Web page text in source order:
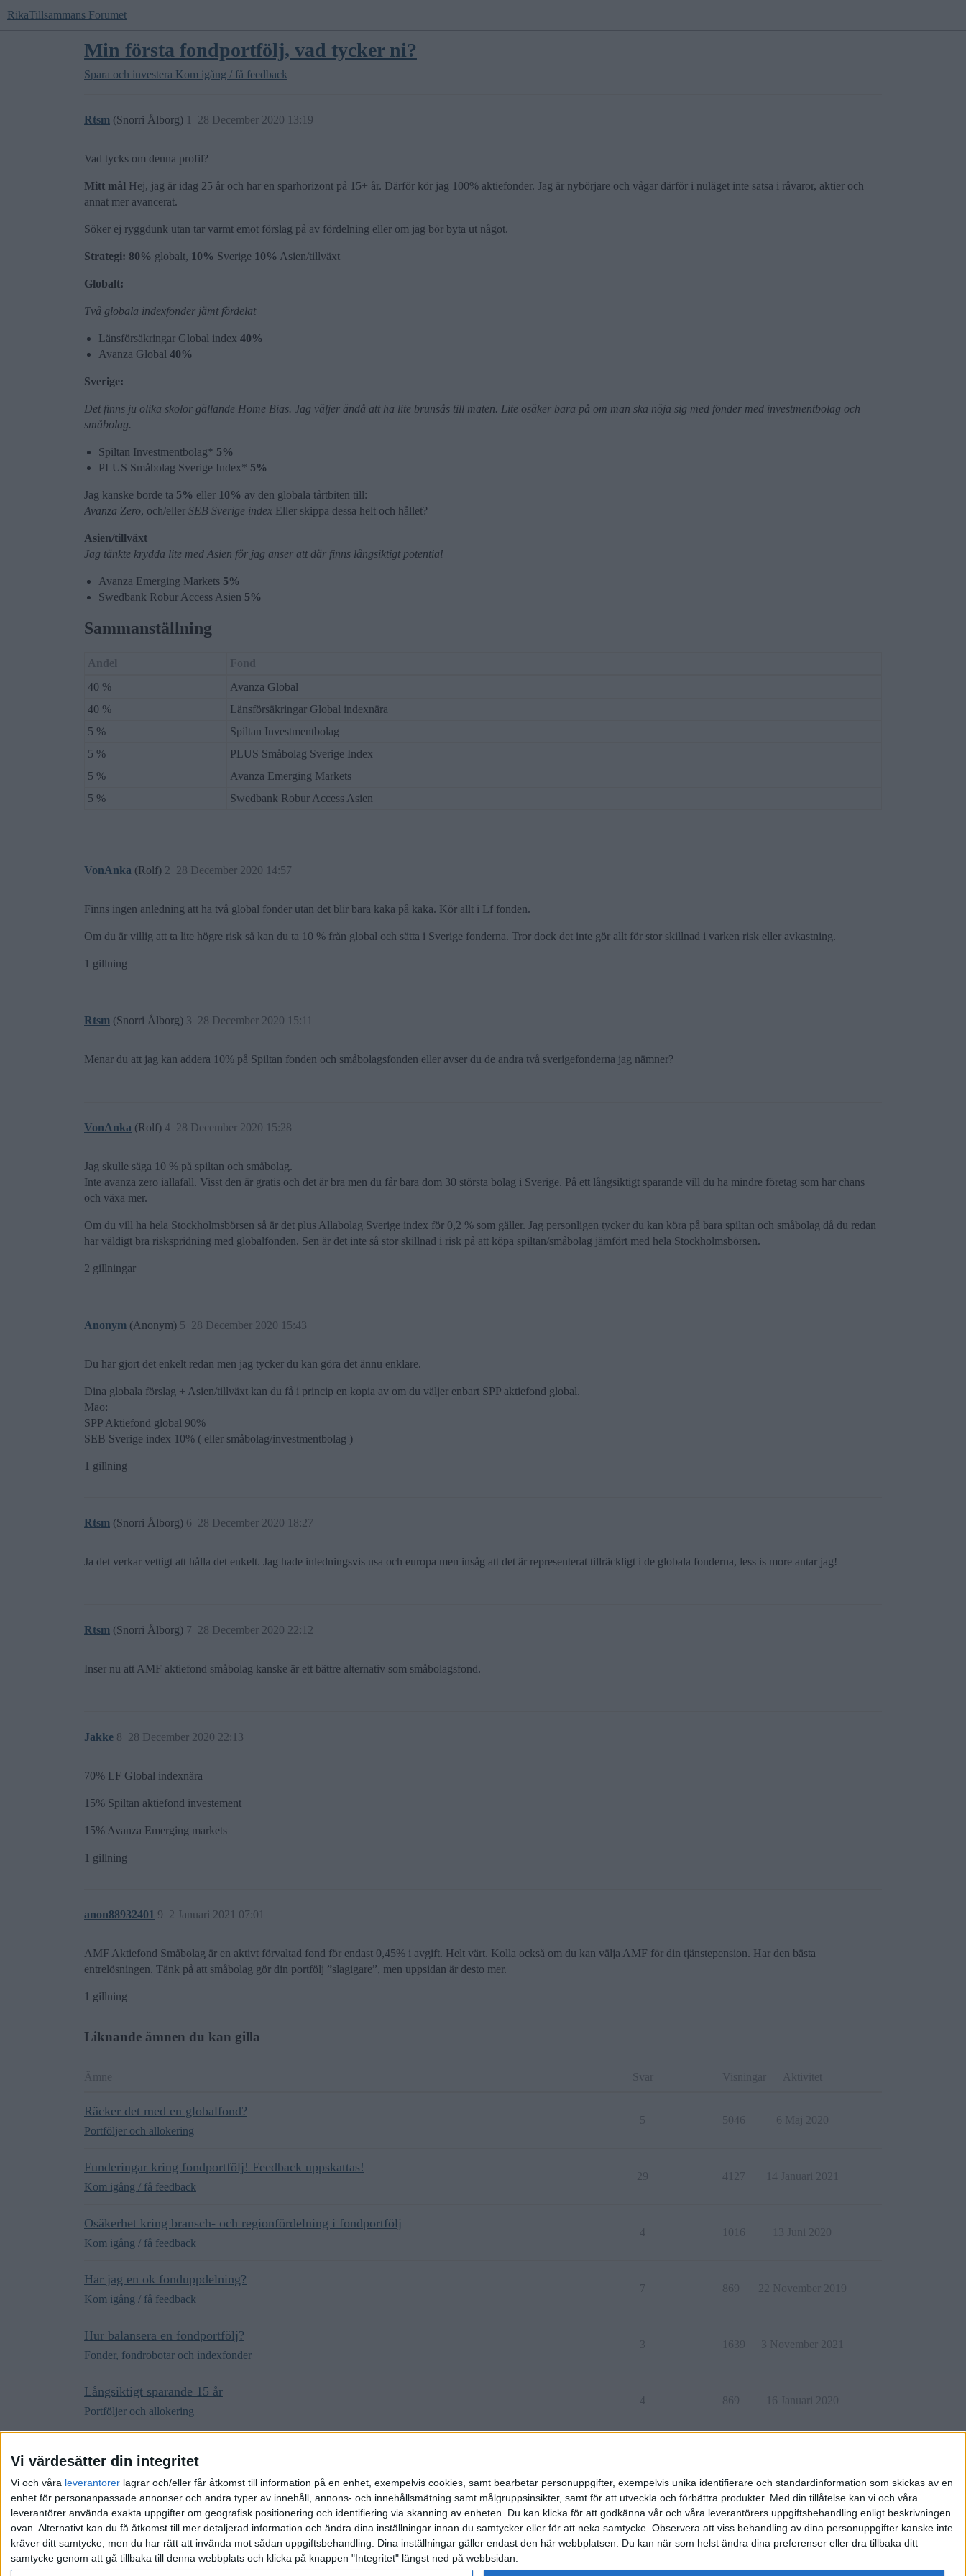
Vi värdesätter din integritet
Vi och våra leverantorer lagrar och/eller får åtkomst till information på en enhet, exempelvis cookies, samt bearbetar personuppgifter, exempelvis unika identifierare och standardinformation som skickas av en
enhet för personanpassade annonser och andra typer av innehåll, annons- och innehållsmätning samt målgruppsinsikter, samt för att utveckla och förbättra produkter. Med din tillåtelse kan vi och våra
leverantörer använda exakta uppgifter om geografisk positionering och identifiering via skanning av enheten. Du kan klicka för att godkänna vår och våra leverantörers uppgiftsbehandling enligt beskrivningen
ovan. Alternativt kan du få åtkomst till mer detaljerad information och ändra dina inställningar innan du samtycker eller för att neka samtycke. Observera att viss behandling av dina personuppgifter kanske inte
kräver ditt samtycke, men du har rätt att invända mot sådan uppgiftsbehandling. Dina inställningar gäller endast den här webbplatsen. Du kan när som helst ändra dina preferenser eller dra tillbaka ditt
samtycke genom att gå tillbaka till denna webbplats och klicka på knappen "Integritet" längst ned på webbsidan.
RikaTillsammans Forumet
Min första fondportfölj, vad tycker ni?
Spara och investera Kom igång / få feedback
Rtsm (Snorri Ålborg) 28 December 2020 13:19
1
Vad tycks om denna profil?
Mitt mål Hej, jag är idag 25 år och har en sparhorizont på 15+ år. Därför kör jag 100% aktiefonder. Jag är nybörjare och vågar därför i nuläget inte satsa i råvaror, aktier och
annat mer avancerat.
Söker ej ryggdunk utan tar varmt emot förslag på av fördelning eller om jag bör byta ut något.
Strategi: 80% globalt, 10% Sverige 10% Asien/tillväxt
Globalt:
Två globala indexfonder jämt fördelat
Länsförsäkringar Global index 40%
Avanza Global 40%
Sverige:
Det finns ju olika skolor gällande Home Bias. Jag väljer ändå att ha lite brunsås till maten. Lite osäker bara på om man ska nöja sig med fonder med investmentbolag och
småbolag.
Spiltan Investmentbolag* 5%
PLUS Småbolag Sverige Index* 5%
Jag kanske borde ta 5% eller 10% av den globala tårtbiten till:
Avanza Zero, och/eller SEB Sverige index Eller skippa dessa helt och hållet?
Asien/tillväxt
Jag tänkte krydda lite med Asien för jag anser att där finns långsiktigt potential
Avanza Emerging Markets 5%
Swedbank Robur Access Asien 5%
Sammanställning
Andel
Fond
40 %
Avanza Global
40 %
Länsförsäkringar Global indexnära
5 %
Spiltan Investmentbolag
5 %
PLUS Småbolag Sverige Index
5 %
Avanza Emerging Markets
5 %
Swedbank Robur Access Asien
VonAnka (Rolf) 28 December 2020 14:57
2
Finns ingen anledning att ha två global fonder utan det blir bara kaka på kaka. Kör allt i Lf fonden.
Om du är villig att ta lite högre risk så kan du ta 10 % från global och sätta i Sverige fonderna. Tror dock det inte gör allt för stor skillnad i varken risk eller avkastning.
1 gillning
Rtsm (Snorri Ålborg) 28 December 2020 15:11
3
Menar du att jag kan addera 10% på Spiltan fonden och småbolagsfonden eller avser du de andra två sverigefonderna jag nämner?
VonAnka (Rolf) 28 December 2020 15:28
4
Jag skulle säga 10 % på spiltan och småbolag.
Inte avanza zero iallafall. Visst den är gratis och det är bra men du får bara dom 30 största bolag i Sverige. På ett långsiktigt sparande vill du ha mindre företag som har chans
och växa mer.
Om du vill ha hela Stockholmsbörsen så är det plus Allabolag Sverige index för 0,2 % som gäller. Jag personligen tycker du kan köra på bara spiltan och småbolag då du redan
har väldigt bra riskspridning med globalfonden. Sen är det inte så stor skillnad i risk på att köpa spiltan/småbolag jämfört med hela Stockholmsbörsen.
2 gillningar
Anonym (Anonym) 28 December 2020 15:43
5
Du har gjort det enkelt redan men jag tycker du kan göra det ännu enklare.
Dina globala förslag + Asien/tillväxt kan du få i princip en kopia av om du väljer enbart SPP aktiefond global.
Mao:
SPP Aktiefond global 90%
SEB Sverige index 10% ( eller småbolag/investmentbolag )
1 gillning
Rtsm (Snorri Ålborg) 28 December 2020 18:27
6
Ja det verkar vettigt att hålla det enkelt. Jag hade inledningsvis usa och europa men insåg att det är representerat tillräckligt i de globala fonderna, less is more antar jag!
Rtsm (Snorri Ålborg) 28 December 2020 22:12
7
Inser nu att AMF aktiefond småbolag kanske är ett bättre alternativ som småbolagsfond.
Jakke 28 December 2020 22:13
8
70% LF Global indexnära
15% Spiltan aktiefond investement
15% Avanza Emerging markets
1 gillning
anon88932401 2 Januari 2021 07:01
9
AMF Aktiefond Småbolag är en aktivt förvaltad fond för endast 0,45% i avgift. Helt värt. Kolla också om du kan välja AMF för din tjänstepension. Har den bästa
entrelösningen. Tänk på att småbolag gör din portfölj ”slagigare”, men uppsidan är desto mer.
1 gillning
Liknande ämnen du kan gilla
Ämne Svar Visningar Aktivitet
Räcker det med en globalfond?
Portföljer och allokering
5 5046 6 Maj 2020
Funderingar kring fondportfölj! Feedback uppskattas!
Kom igång / få feedback
29 4127 14 Januari 2021
Osäkerhet kring bransch- och regionfördelning i fondportfölj
Kom igång / få feedback
4 1016 13 Juni 2020
Har jag en ok fonduppdelning?
Kom igång / få feedback
7 869 22 November 2019
Hur balansera en fondportfölj?
Fonder, fondrobotar och indexfonder
3 1639 3 November 2021
Långsiktigt sparande 15 år
Portföljer och allokering
4 869 16 Januari 2020
Kom igång / få feedback
Hem Kategorier Riktlinjer Villkor Integritetspolicy